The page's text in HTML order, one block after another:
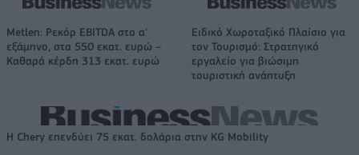
Metlen: Ρεκόρ EBITDA στο α'
εξάμηνο, στα 550 εκατ. ευρώ –
Καθαρά κέρδη 313 εκατ. ευρώ
Ειδικό Χωροταξικό Πλαίσιο για
τον Τουρισμό: Στρατηγικό
εργαλείο για βιώσιμη
τουριστική ανάπτυξη
Η Chery επενδύει 75 εκατ. δολάρια στην KG Mobility